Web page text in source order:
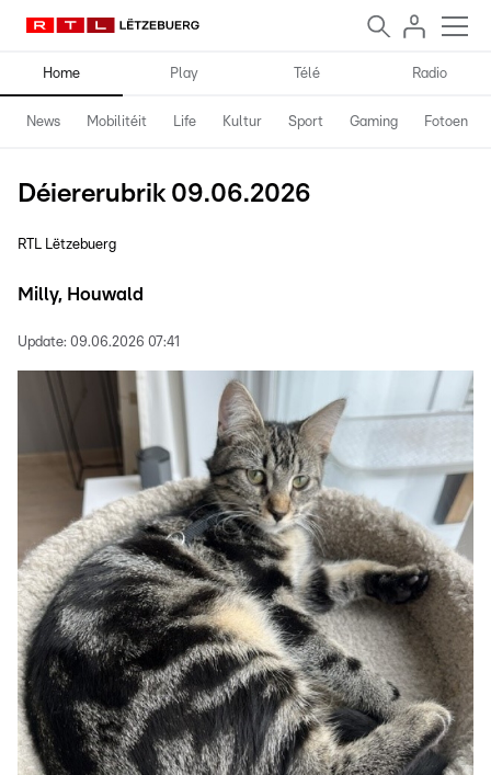
Home Play Télé Radio
News Mobilitéit Life Kultur Sport Gaming Fotoen
Déiererubrik 09.06.2026
RTL Lëtzebuerg
Milly, Houwald
Update: 09.06.2026 07:41